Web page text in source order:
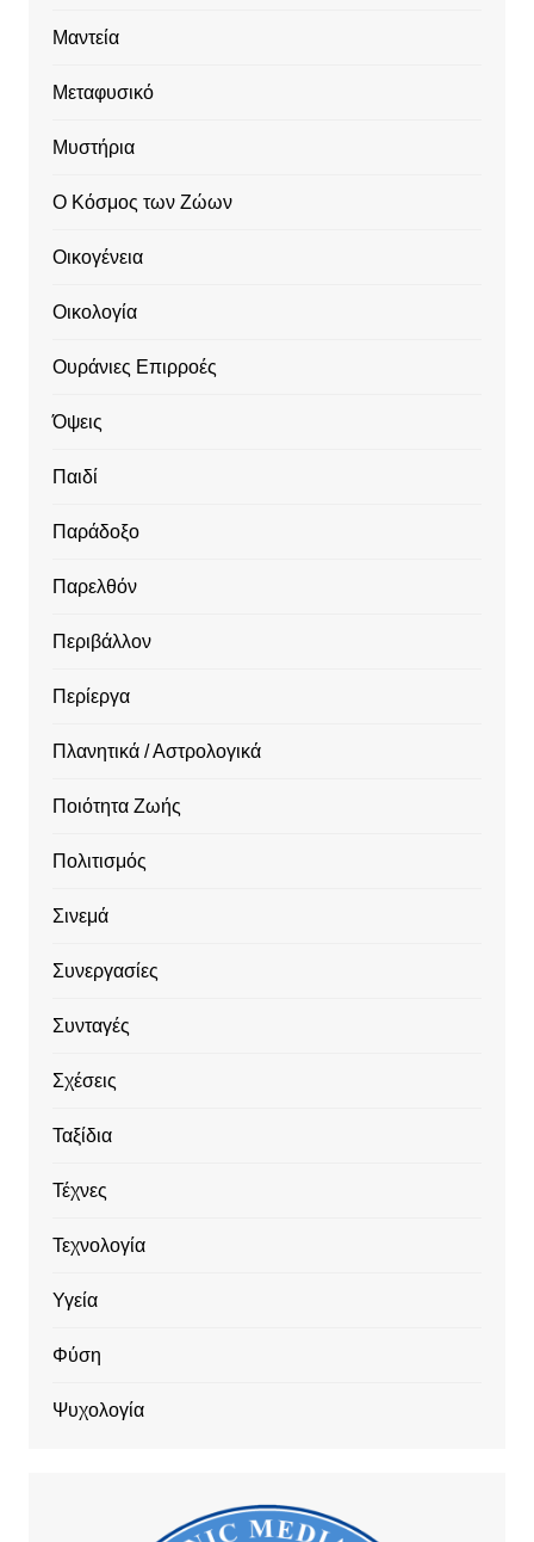
Μαντεία
Μεταφυσικό
Μυστήρια
Ο Κόσμος των Ζώων
Οικογένεια
Οικολογία
Ουράνιες Επιρροές
Όψεις
Παιδί
Παράδοξο
Παρελθόν
Περιβάλλον
Περίεργα
Πλανητικά / Αστρολογικά
Ποιότητα Ζωής
Πολιτισμός
Σινεμά
Συνεργασίες
Συνταγές
Σχέσεις
Ταξίδια
Τέχνες
Τεχνολογία
Υγεία
Φύση
Ψυχολογία